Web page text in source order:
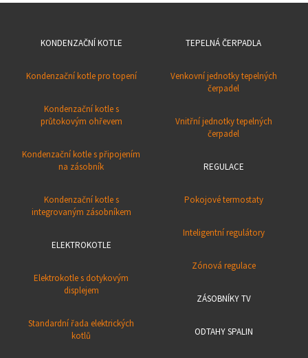
KONDENZAČNÍ KOTLE
Kondenzační kotle pro topení
Kondenzační kotle s
průtokovým ohřevem
Kondenzační kotle s připojením
na zásobník
Kondenzační kotle s
integrovaným zásobníkem
ELEKTROKOTLE
Elektrokotle s dotykovým
displejem
Standardní řada elektrických
kotlů
TEPELNÁ ČERPADLA
Venkovní jednotky tepelných
čerpadel
Vnitřní jednotky tepelných
čerpadel
REGULACE
Pokojové termostaty
Inteligentní regulátory
Zónová regulace
ZÁSOBNÍKY TV
ODTAHY SPALIN